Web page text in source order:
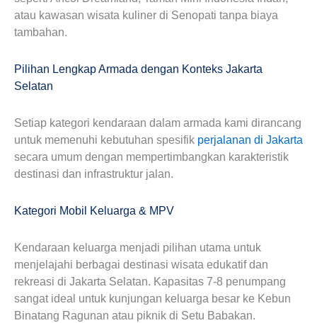
atau kawasan wisata kuliner di Senopati tanpa biaya
tambahan.
Pilihan Lengkap Armada dengan Konteks Jakarta
Selatan
Setiap kategori kendaraan dalam armada kami dirancang
untuk memenuhi kebutuhan spesifik perjalanan di Jakarta
secara umum dengan mempertimbangkan karakteristik
destinasi dan infrastruktur jalan.
Kategori Mobil Keluarga & MPV
Kendaraan keluarga menjadi pilihan utama untuk
menjelajahi berbagai destinasi wisata edukatif dan
rekreasi di Jakarta Selatan. Kapasitas 7-8 penumpang
sangat ideal untuk kunjungan keluarga besar ke Kebun
Binatang Ragunan atau piknik di Setu Babakan.